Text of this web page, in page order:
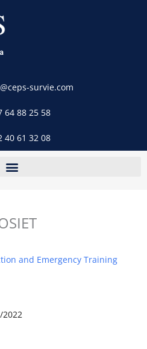
survie.com
64 88 25 58
40 61 32 08
and Emergency Training
2022